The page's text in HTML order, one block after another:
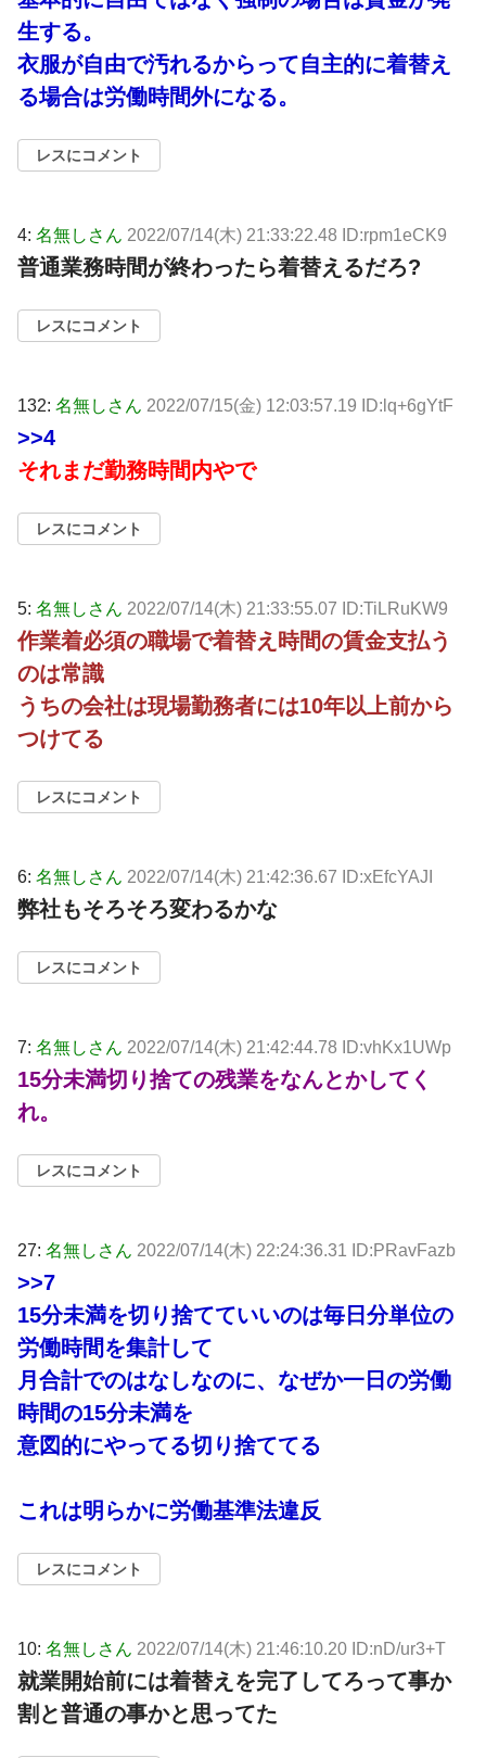
生する。
衣服が自由で汚れるからって自主的に着替え
る場合は労働時間外になる。
レスにコメント
4: 名無しさん 2022/07/14(木) 21:33:22.48 ID:rpm1eCK9
普通業務時間が終わったら着替えるだろ?
レスにコメント
132: 名無しさん 2022/07/15(金) 12:03:57.19 ID:lq+6gYtF
>>4
それまだ勤務時間内やで
レスにコメント
5: 名無しさん 2022/07/14(木) 21:33:55.07 ID:TiLRuKW9
作業着必須の職場で着替え時間の賃金支払う
のは常識
うちの会社は現場勤務者には10年以上前から
つけてる
レスにコメント
6: 名無しさん 2022/07/14(木) 21:42:36.67 ID:xEfcYAJI
弊社もそろそろ変わるかな
レスにコメント
7: 名無しさん 2022/07/14(木) 21:42:44.78 ID:vhKx1UWp
15分未満切り捨ての残業をなんとかしてく
れ。
レスにコメント
27: 名無しさん 2022/07/14(木) 22:24:36.31 ID:PRavFazb
>>7
15分未満を切り捨てていいのは毎日分単位の
労働時間を集計して
月合計でのはなしなのに、なぜか一日の労働
時間の15分未満を
意図的にやってる切り捨ててる
これは明らかに労働基準法違反
レスにコメント
10: 名無しさん 2022/07/14(木) 21:46:10.20 ID:nD/ur3+T
就業開始前には着替えを完了してろって事か
割と普通の事かと思ってた